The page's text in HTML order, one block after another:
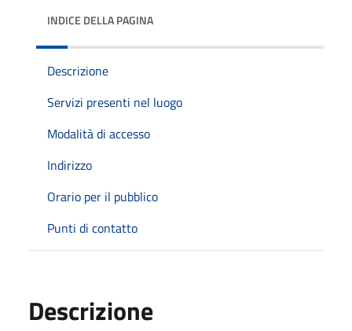
INDICE DELLA PAGINA
Descrizione
Servizi presenti nel luogo
Modalità di accesso
Indirizzo
Orario per il pubblico
Punti di contatto
Descrizione